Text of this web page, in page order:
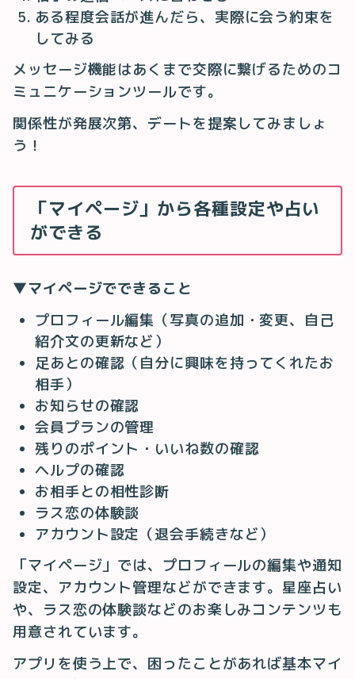
ある程度会話が進んだら、実際に会う約束を
してみる
メッセージ機能はあくまで交際に繋げるためのコ
ミュニケーションツールです。
関係性が発展次第、デートを提案してみましょ
う！
「マイページ」から各種設定や占い
ができる
▼マイページでできること
プロフィール編集（写真の追加・変更、自己
紹介文の更新など）
足あとの確認（自分に興味を持ってくれたお
相手）
お知らせの確認
会員プランの管理
残りのポイント・いいね数の確認
ヘルプの確認
お相手との相性診断
ラス恋の体験談
アカウント設定（退会手続きなど）
「マイページ」では、プロフィールの編集や通知
設定、アカウント管理などができます。星座占い
や、ラス恋の体験談などのお楽しみコンテンツも
用意されています。
アプリを使う上で、困ったことがあれば基本マイ